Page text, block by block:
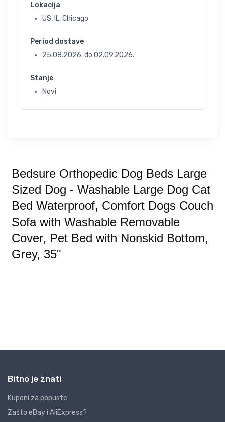
Lokacija
US, IL, Chicago
Period dostave
25.08.2026. do 02.09.2026.
Stanje
Novi
Bitno je znati
Kuponi za popuste
Zašto eBay i AliExpress?